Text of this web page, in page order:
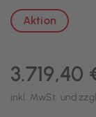
Aktion
3.719,40
inkl. MwSt. und zzgl.